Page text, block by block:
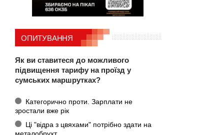
ОПИТУВАННЯ
Як ви ставитеся до можливого
підвищення тарифу на проїзд у
сумських маршрутках?
Категорично проти. Зарплати не
зростали вже рік
Ці "відра з цвяхами" потрібно здати на
металобрухт